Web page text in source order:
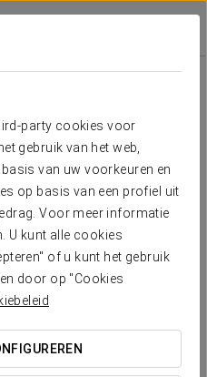
party cookies voor
gebruik van het web,
van uw voorkeuren en
op basis van een profiel uit
Voor meer informatie
U kunt alle cookies
of u kunt het gebruik
door op "Cookies
Palacio de la Tinta. Dit
op de vierde verdieping
manier om Málaga te
skyline van de stad als decor.
en sfeer samenkomen om de
van de stad op hoogte te